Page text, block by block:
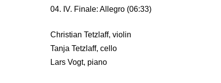
04. IV. Finale: Allegro (06:33)
Christian Tetzlaff, violin
Tanja Tetzlaff, cello
Lars Vogt, piano